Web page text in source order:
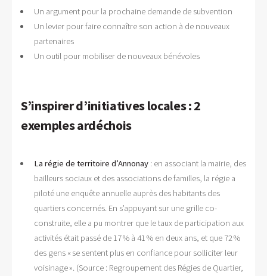
Un argument pour la prochaine demande de subvention
Un levier pour faire connaître son action à de nouveaux
partenaires
Un outil pour mobiliser de nouveaux bénévoles
S’inspirer d’initiatives locales : 2
exemples ardéchois
La régie de territoire d’Annonay: en associant la mairie, des
bailleurs sociaux et des associations de familles, la régie a
piloté une enquête annuelle auprès des habitants des
quartiers concernés. En s’appuyant sur une grille co-
construite, elle a pu montrer que le taux de participation aux
activités était passé de 17 % à 41 % en deux ans, et que 72 %
des gens « se sentent plus en confiance pour solliciter leur
voisinage ». (Source : Regroupement des Régies de Quartier,